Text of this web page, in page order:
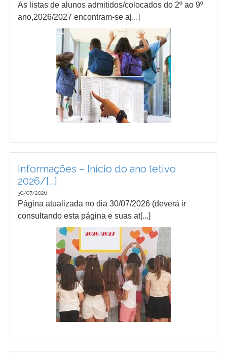
As listas de alunos admitidos/colocados do 2º ao 9º
ano,2026/2027 encontram-se a[...]
Informações – Início do ano letivo
2026/[...]
30/07/2026
Página atualizada no dia 30/07/2026 (deverá ir
consultando esta página e suas at[...]